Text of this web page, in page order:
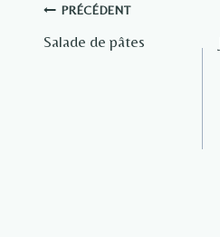
Navigation
de
PRÉCÉDENT
Salade de pâtes